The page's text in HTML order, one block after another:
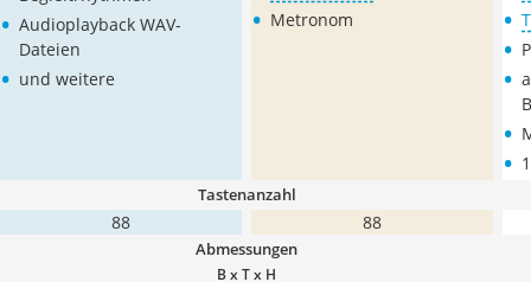
• Audioplayback WAV-
Dateien
• und weitere
• Metronom •
•
•
•
•
Tastenanzahl
88 88
Abmessungen
B x T x H